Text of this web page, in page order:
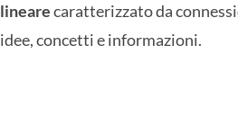
linearecaratterizzato da
idee, concetti e informazioni.